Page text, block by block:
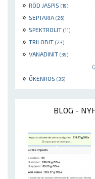
» RÖD JASPIS (19)
» SEPTARIA (26)
» SPEKTROLIT (11)
» TRILOBIT (23)
» VANADINIT (39)
» ÖKENROS (35)
BLOG -